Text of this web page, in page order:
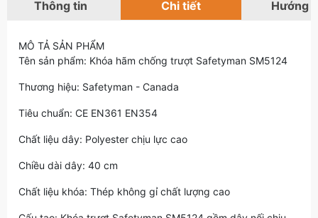
Thông tin Chi tiết Hướng
MÔ TẢ SẢN PHẨM
Tên sản phẩm: Khóa hãm chống trượt Safetyman SM5124
Thương hiệu: Safetyman - Canada
Tiêu chuẩn: CE EN361 EN354
Chất liệu dây: Polyester chịu lực cao
Chiều dài dây: 40 cm
Chất liệu khóa: Thép không gỉ chất lượng cao